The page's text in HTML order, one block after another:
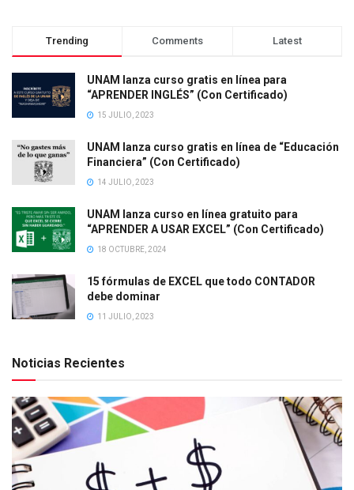
Trending Comments Latest
UNAM lanza curso gratis en línea para
“APRENDER INGLÉS” (Con Certificado)
15 JULIO, 2023
UNAM lanza curso gratis en línea de “Educación
Financiera” (Con Certificado)
14 JULIO, 2023
UNAM lanza curso en línea gratuito para
“APRENDER A USAR EXCEL” (Con Certificado)
18 OCTUBRE, 2024
15 fórmulas de EXCEL que todo CONTADOR
debe dominar
11 JULIO, 2023
Noticias Recientes